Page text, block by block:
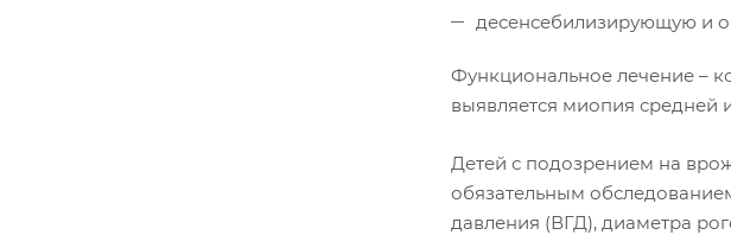
десенсебилизирующую и
Функциональное лечение –
выявляется миопия средней
Детей с подозрением на
обязательным
давления (ВГД), диаметра